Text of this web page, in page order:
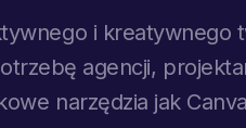
i kreatywnego
agencji,
narzędzia jak